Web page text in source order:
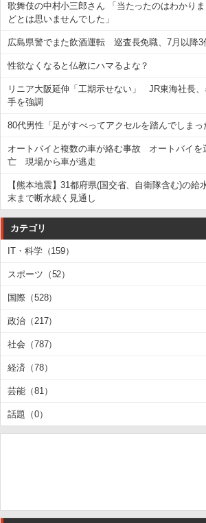
歌舞伎の中村小三郎さん 「当たったのはわかり
どとは思いませんでした」
広島県警でまた飲酒運転 巡査長免職、7月以降3
性欲なくなると仏教にハマるよな？
リニア大阪延伸「工期示せない」 JR東海社長
手を強調
80代男性「足がすべってアクセルを踏んでしま
オートバイと複数の車が絡む事故 オートバイを
亡 現場から車が逃走
【熊本地震】31都府県(国交省、自衛隊含む)の給
末まで断水続く見通し
カテゴリ
IT・科学（159）
スポーツ（52）
国際（528）
政治（217）
社会（787）
経済（78）
芸能（81）
話題（0）